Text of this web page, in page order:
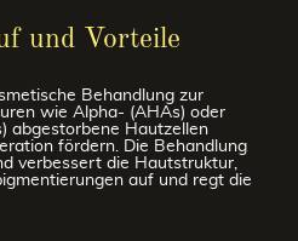
und Vorteile
Behandlung zur
wie Alpha- (AHAs) oder
abgestorbene Hautzellen
fördern. Die Behandlung
verbessert die Hautstruktur,
auf und regt die